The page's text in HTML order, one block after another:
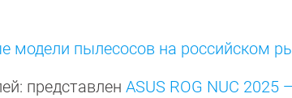
модели пылесосов на российском
представлен ASUS ROG NUC